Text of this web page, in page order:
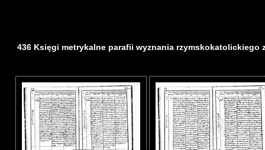
436 Księgi metrykalne parafii wyznania rzymskokatolickiego